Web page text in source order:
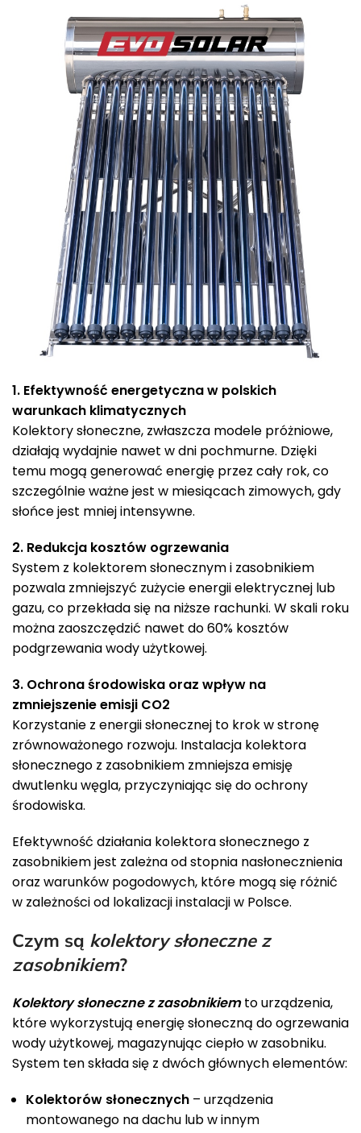
1. Efektywność energetyczna w polskich
warunkach klimatycznych
Kolektory słoneczne, zwłaszcza modele próżniowe,
działają wydajnie nawet w dni pochmurne. Dzięki
temu mogą generować energię przez cały rok, co
szczególnie ważne jest w miesiącach zimowych, gdy
słońce jest mniej intensywne.
2. Redukcja kosztów ogrzewania
System z kolektorem słonecznym i zasobnikiem
pozwala zmniejszyć zużycie energii elektrycznej lub
gazu, co przekłada się na niższe rachunki. W skali roku
można zaoszczędzić nawet do 60% kosztów
podgrzewania wody użytkowej.
3. Ochrona środowiska oraz wpływ na
zmniejszenie emisji CO2
Korzystanie z energii słonecznej to krok w stronę
zrównoważonego rozwoju. Instalacja kolektora
słonecznego z zasobnikiem zmniejsza emisję
dwutlenku węgla, przyczyniając się do ochrony
środowiska.
Efektywność działania kolektora słonecznego z
zasobnikiem jest zależna od stopnia nasłonecznienia
oraz warunków pogodowych, które mogą się różnić
w zależności od lokalizacji instalacji w Polsce.
Czym są kolektory słoneczne z
zasobnikiem?
Kolektory słoneczne z zasobnikiemto urządzenia,
które wykorzystują energię słoneczną do ogrzewania
wody użytkowej, magazynując ciepło w zasobniku.
System ten składa się z dwóch głównych elementów:
Kolektorów słonecznych – urządzenia
montowanego na dachu lub w innym